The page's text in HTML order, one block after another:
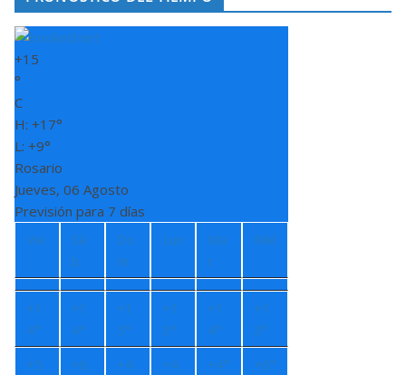
+15
°
C
H: +17°
L: +9°
Rosario
Jueves, 06 Agosto
Previsión para 7 días
Vie
Sá
b
Do
m
Lun
Ma
r
Mié
+1
4°
+1
4°
+1
5°
+1
3°
+1
4°
+1
3°
+5
+6
+4
+4
+4° +6°